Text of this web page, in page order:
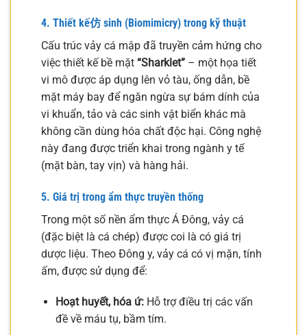
4. Thiết kế仿 sinh (Biomimicry) trong kỹ thuật
Cấu trúc vảy cá mập đã truyền cảm hứng cho
việc thiết kế bề mặt “Sharklet” – một họa tiết
vi mô được áp dụng lên vỏ tàu, ống dẫn, bề
mặt máy bay để ngăn ngừa sự bám dính của
vi khuẩn, tảo và các sinh vật biển khác mà
không cần dùng hóa chất độc hại. Công nghệ
này đang được triển khai trong ngành y tế
(mặt bàn, tay vịn) và hàng hải.
5. Giá trị trong ẩm thực truyền thống
Trong một số nền ẩm thực Á Đông, vảy cá
(đặc biệt là cá chép) được coi là có giá trị
dược liệu. Theo Đông y, vảy cá có vị mặn, tính
ấm, được sử dụng để:
Hoạt huyết, hóa ứ:Hỗ trợ điều trị các vấn
đề về máu tụ, bầm tím.